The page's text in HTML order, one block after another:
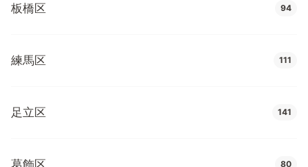
板橋区 94
練馬区 111
足立区 141
葛飾区 80